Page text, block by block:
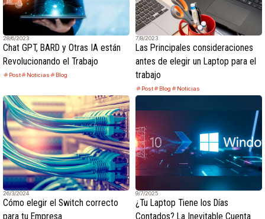
28/6/2023
Chat GPT, BARD y Otras IA están
Revolucionando el Trabajo
Post Noticias Blog
7/8/2023
Las Principales consideraciones
antes de elegir un Laptop para el
trabajo
Post Blog Noticias
26/3/2024
Cómo elegir el Switch correcto
para tu Empresa
9/7/2025
¿Tu Laptop Tiene los Días
Contados? La Inevitable Cuenta